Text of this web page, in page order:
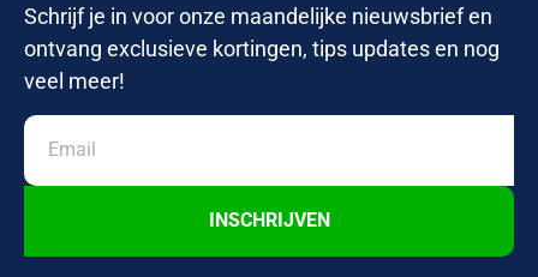
Schrijf je in voor onze maandelijke nieuwsbrief en
ontvang exclusieve kortingen, tips updates en nog
veel meer!
INSCHRIJVEN